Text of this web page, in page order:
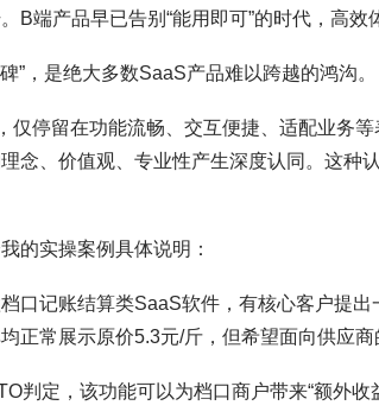
B端产品早已告别“能用即可”的时代，高
碑”，是绝大多数SaaS产品难以跨越的鸿沟。
仅停留在功能流畅、交互便捷、适配业务
念、价值观、专业性产生深度认同。这种
的实操案例具体说明：
口记账结算类SaaS软件，有核心客户提
正常展示原价5.3元/斤，但希望面向供应
判定，该功能可以为档口商户带来“额外